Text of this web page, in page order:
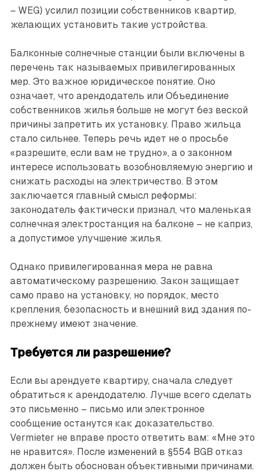
– WEG) усилил позиции собственников квартир,
желающих установить такие устройства.
Балконные солнечные станции были включены в
перечень так называемых привилегированных
мер. Это важное юридическое понятие. Оно
означает, что арендодатель или Объединение
собственников жилья больше не могут без веской
причины запретить их установку. Право жильца
стало сильнее. Теперь речь идет не о просьбе
«разрешите, если вам не трудно», а о законном
интересе использовать возобновляемую энергию и
снижать расходы на электричество. В этом
заключается главный смысл реформы:
законодатель фактически признал, что маленькая
солнечная электростанция на балконе – не каприз,
а допустимое улучшение жилья.
Однако привилегированная мера не равна
автоматическому разрешению. Закон защищает
само право на установку, но порядок, место
крепления, безопасность и внешний вид здания по-
прежнему имеют значение.
Требуется ли разрешение?
Если вы арендуете квартиру, сначала следует
обратиться к арендодателю. Лучше всего сделать
это письменно – письмо или электронное
сообщение останутся как доказательство.
Vermieter не вправе просто ответить вам: «Мне это
не нравится». После изменений в §554 BGB отказ
должен быть обоснован объективными причинами.